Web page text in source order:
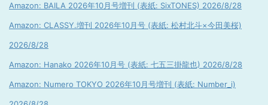
Amazon: BAILA 2026年10月号増刊 (表紙: SixTONES) 2026/8/28
Amazon: CLASSY.増刊 2026年10月号 (表紙: 松村北斗×今田美桜)
2026/8/28
Amazon: Hanako 2026年10月号 (表紙: 七五三掛龍也) 2026/8/28
Amazon: Numero TOKYO 2026年10月号増刊 (表紙: Number_i)